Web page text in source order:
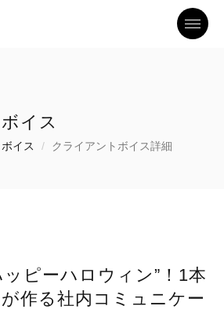
イス
イス クライアントボイス詳細
ッピーハロウィン”！1本
作る社内コミュニケー